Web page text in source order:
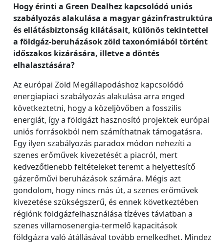
Hogy érinti a Green Dealhez kapcsolódó uniós
szabályozás alakulása a magyar gázinfrastruktúra
és ellátásbiztonság kilátásait, különös tekintettel
a földgáz-beruházások zöld taxonómiából történt
időszakos kizárására, illetve a döntés
elhalasztására?
Az európai Zöld Megállapodáshoz kapcsolódó
energiapiaci szabályozás alakulása arra enged
következtetni, hogy a közeljövőben a fosszilis
energiát, így a földgázt hasznosító projektek európai
uniós forrásokból nem számíthatnak támogatásra.
Egy ilyen szabályozás paradox módon nehezíti a
szenes erőművek kivezetését a piacról, mert
kedvezőtlenebb feltételeket teremt a helyettesítő
gázerőművi beruházások számára. Mégis azt
gondolom, hogy nincs más út, a szenes erőművek
kivezetése szükségszerű, és ennek következtében
régiónk földgázfelhasználása tízéves távlatban a
szenes villamosenergia-termelő kapacitások
földgázra való átállásával tovább emelkedhet. Mindez